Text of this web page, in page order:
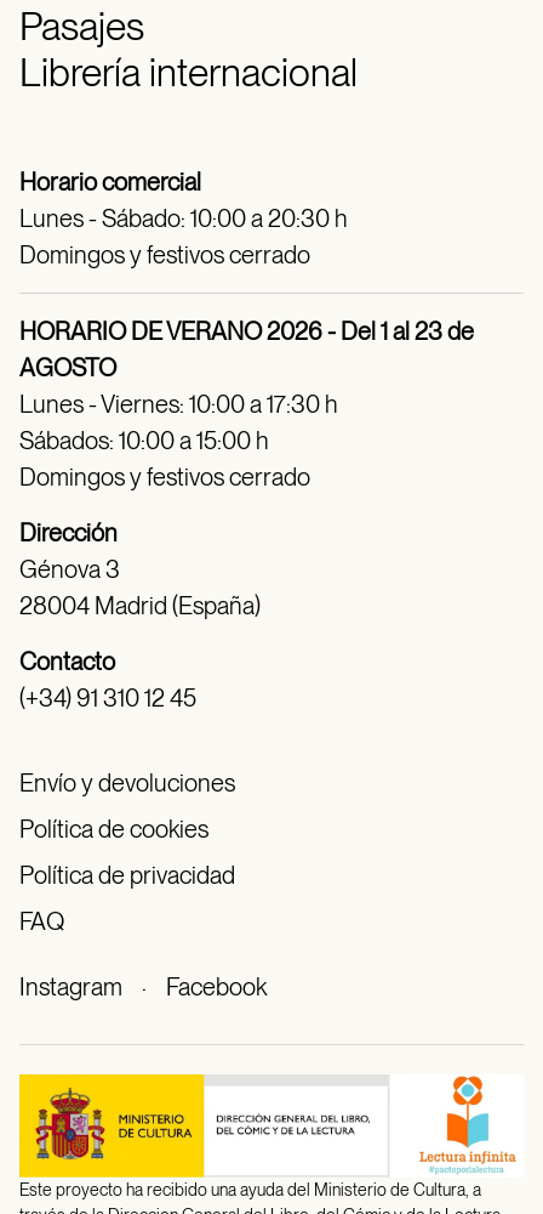
Pasajes
Librería internacional
Horario comercial
Lunes - Sábado: 10:00 a 20:30 h
Domingos y festivos cerrado
HORARIO DE VERANO 2026 - Del 1 al 23 de
AGOSTO
Lunes - Viernes: 10:00 a 17:30 h
Sábados: 10:00 a 15:00 h
Domingos y festivos cerrado
Dirección
Génova 3
28004 Madrid (España)
Contacto
(+34) 91 310 12 45
Envío y devoluciones
Política de cookies
Política de privacidad
FAQ
Instagram · Facebook
Este proyecto ha recibido una ayuda del Ministerio de Cultura, a